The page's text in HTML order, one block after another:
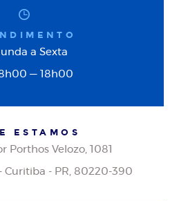
a Sexta
— 18h00
ESTAMOS
Porthos Velozo, 1081
Curitiba - PR, 80220-390